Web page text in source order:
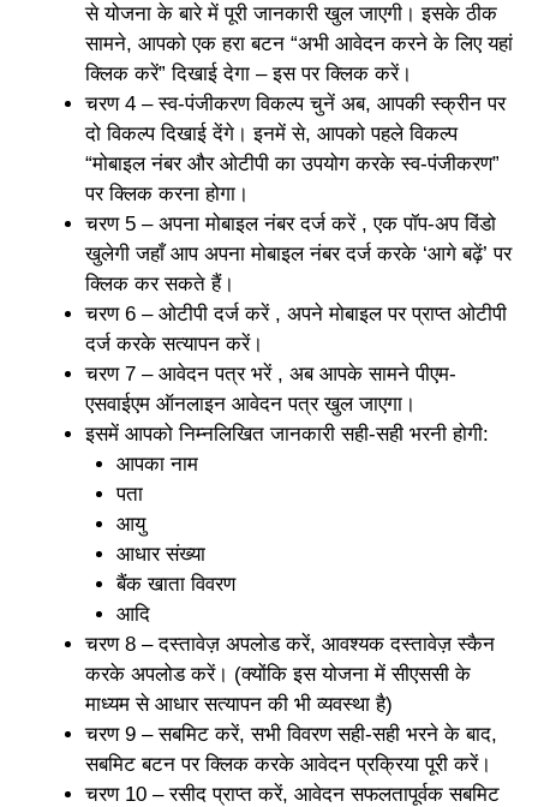
से योजना के बारे में पूरी जानकारी खुल जाएगी। इसके ठीक
सामने, आपको एक हरा बटन “अभी आवेदन करने के लिए यहां
क्लिक करें” दिखाई देगा – इस पर क्लिक करें।
चरण 4 – स्व-पंजीकरण विकल्प चुनें अब, आपकी स्क्रीन पर
दो विकल्प दिखाई देंगे। इनमें से, आपको पहले विकल्प
“मोबाइल नंबर और ओटीपी का उपयोग करके स्व-पंजीकरण”
पर क्लिक करना होगा।
चरण 5 – अपना मोबाइल नंबर दर्ज करें , एक पॉप-अप विंडो
खुलेगी जहाँ आप अपना मोबाइल नंबर दर्ज करके ‘आगे बढ़ें’ पर
क्लिक कर सकते हैं।
चरण 6 – ओटीपी दर्ज करें , अपने मोबाइल पर प्राप्त ओटीपी
दर्ज करके सत्यापन करें।
चरण 7 – आवेदन पत्र भरें , अब आपके सामने पीएम-
एसवाईएम ऑनलाइन आवेदन पत्र खुल जाएगा।
इसमें आपको निम्नलिखित जानकारी सही-सही भरनी होगी:
आपका नाम
पता
आयु
आधार संख्या
बैंक खाता विवरण
आदि
चरण 8 – दस्तावेज़ अपलोड करें, आवश्यक दस्तावेज़ स्कैन
करके अपलोड करें। (क्योंकि इस योजना में सीएससी के
माध्यम से आधार सत्यापन की भी व्यवस्था है)
चरण 9 – सबमिट करें, सभी विवरण सही-सही भरने के बाद,
सबमिट बटन पर क्लिक करके आवेदन प्रक्रिया पूरी करें।
चरण 10 – रसीद प्राप्त करें, आवेदन सफलतापूर्वक सबमिट